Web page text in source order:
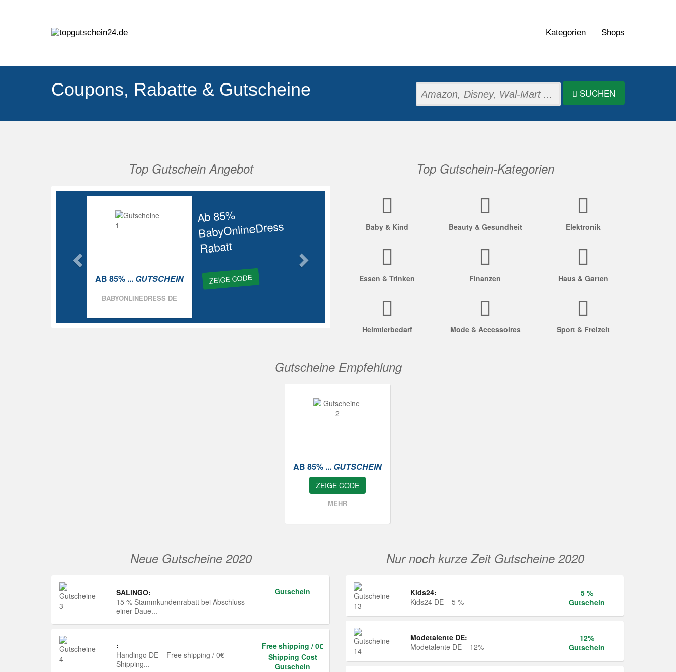
Kategorien Shops
Coupons, Rabatte & Gutscheine SUCHEN
Top Gutschein Angebot
Ab 85%
BabyOnlineDress
Rabatt
ZEIGE CODE
AB 85% ... GUTSCHEIN
BABYONLINEDRESS DE
Vorherige
Top Gutschein-Kategorien
Baby & Kind Beauty & Gesundheit Elektronik
Essen & Trinken Finanzen Haus & Garten
Heimtierbedarf Mode & Accessoires Sport & Freizeit
Gutscheine Empfehlung
AB 85% ... GUTSCHEIN
ZEIGE CODE
MEHR
Neue Gutscheine 2020
SALiNGO:
15 % Stammkundenrabatt bei Abschluss
einer Daue...
Gutschein
:
Handingo DE – Free shipping / 0€
Shipping...
Free shipping / 0€
Shipping Cost
Gutschein
Nur noch kurze Zeit Gutscheine 2020
Kids24:
Kids24 DE – 5 %
5 %
Gutschein
Modetalente DE:
Modetalente DE – 12%
12%
Gutschein